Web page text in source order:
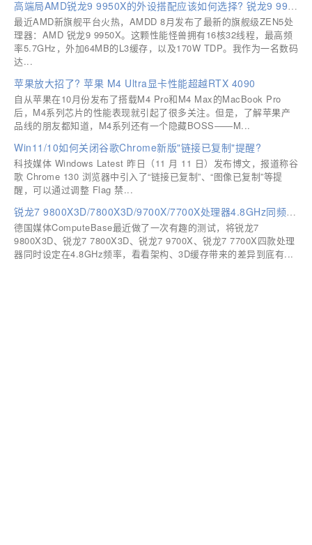
高端局AMD锐龙9 9950X的外设搭配应该如何选择? 锐龙9 9950X装机推荐
最近AMD新旗舰平台火热，AMDD 8月发布了最新的旗舰级ZEN5处
理器：AMD 锐龙9 9950X。这颗性能怪兽拥有16核32线程，最高频
率5.7GHz，外加64MB的L3缓存，以及170W TDP。我作为一名数码
达...
苹果放大招了? 苹果 M4 Ultra显卡性能超越RTX 4090
自从苹果在10月份发布了搭载M4 Pro和M4 Max的MacBook Pro
后，M4系列芯片的性能表现就引起了很多关注。但是，了解苹果产
品线的朋友都知道，M4系列还有一个隐藏BOSS——M...
Win11/10如何关闭谷歌Chrome新版"链接已复制"提醒?
科技媒体 Windows Latest 昨日（11 月 11 日）发布博文，报道称谷
歌 Chrome 130 浏览器中引入了“链接已复制”、“图像已复制”等提
醒，可以通过调整 Flag 禁...
锐龙7 9800X3D/7800X3D/9700X/7700X处理器4.8GHz同频性能对比
德国媒体ComputeBase最近做了一次有趣的测试，将锐龙7
9800X3D、锐龙7 7800X3D、锐龙7 9700X、锐龙7 7700X四款处理
器同时设定在4.8GHz频率，看看架构、3D缓存带来的差异到底有...